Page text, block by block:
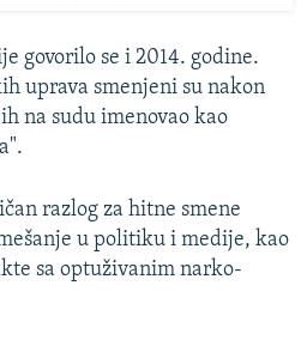
govorilo se i 2014. godine.
uprava smenjeni su nakon
na sudu imenovao kao
razlog za hitne smene
u politiku i medije, kao
sa optuživanim narko-